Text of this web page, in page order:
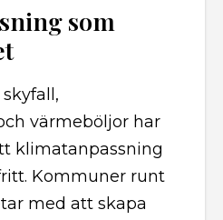
som
värmeböljor har
klimatanpassning
Kommuner runt
med att skapa